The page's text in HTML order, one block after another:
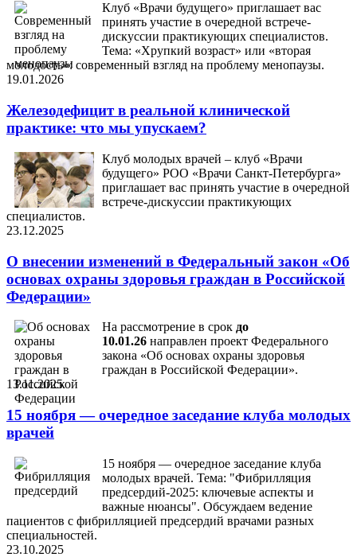
Клуб «Врачи будущего» приглашает вас
принять участие в очередной встрече-
дискуссии практикующих специалистов.
Тема: «Хрупкий возраст» или «вторая
молодость»: современный взгляд на проблему менопаузы.
19.01.2026
Железодефицит в реальной клинической
практике: что мы упускаем?
Клуб молодых врачей – клуб «Врачи
будущего» РОО «Врачи Санкт-Петербурга»
приглашает вас принять участие в очередной
встрече-дискуссии практикующих
специалистов.
23.12.2025
О внесении изменений в Федеральный закон «Об
основах охраны здоровья граждан в Российской
Федерации»
На рассмотрение в срок до
10.01.26 направлен проект Федерального
закона «Об основах охраны здоровья
граждан в Российской Федерации».
13.11.2025
15 ноября — очередное заседание клуба молодых
врачей
15 ноября — очередное заседание клуба
молодых врачей. Тема: "Фибрилляция
предсердий-2025: ключевые аспекты и
важные нюансы". Обсуждаем ведение
пациентов с фибрилляцией предсердий врачами разных
специальностей.
23.10.2025